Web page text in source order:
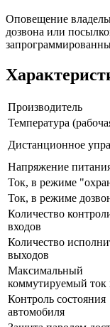
Оповещение
дозвона или
Производитель
Температура
Дистанционное
Напряжение
Ток, в режиме
Ток, в режиме
Количество
входов
Количество
выходов
Максимальный
коммутируемый ток
Контроль состояния
автомобиля